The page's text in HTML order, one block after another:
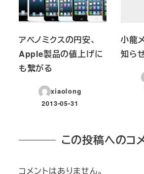
アベノミクスの円安、
Apple製品の値上げに
も繋がる
xiaolong
投稿日
2013-05-31
小龍
知ら
この投稿へのコ
コメントはありません。